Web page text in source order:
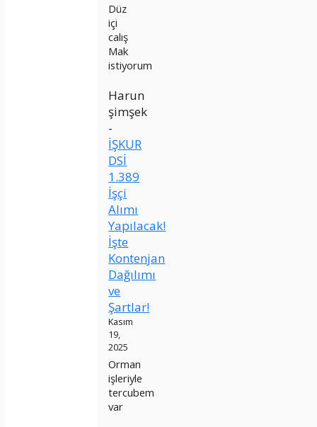
Düz
içi
calış
Mak
istiyorum
Harun
şimşek
-
İŞKUR
DSİ
1.389
İşçi
Alımı
Yapılacak!
İşte
Kontenjan
Dağılımı
ve
Şartlar!
Kasım
19,
2025
Orman
işleriyle
tercubem
var